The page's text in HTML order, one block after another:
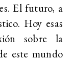
El futuro, a
Hoy esas
sobre la
este mundo